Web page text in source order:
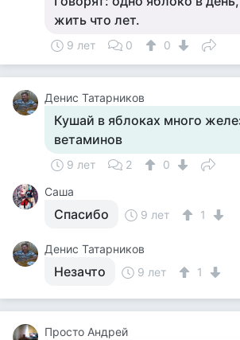
жить что лет.
9 лет 0 0
Денис Татарников
Кушай в яблоках много
ветаминов
9 лет 2
0
Саша
Спасибо 9 лет 1
Денис Татарников
Незачто 9 лет 1
Просто Андрей